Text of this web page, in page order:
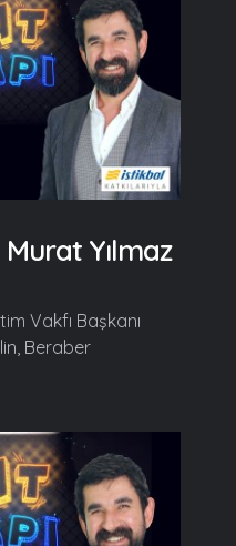
Yılmaz
Vakfı Başkanı
Beraber